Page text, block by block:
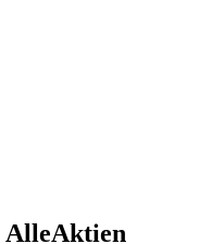
AlleAktien